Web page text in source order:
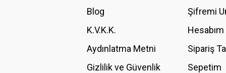
Ürün fiyatı diğer sitelerden daha pahalı.
Bu ürüne benzer farklı alternatifler olmalı.
Blog
K.V.K.K.
Aydınlatma Metni
Gizlilik ve Güvenlik
Şifremi
Hesabım
Sipariş
Sepetim